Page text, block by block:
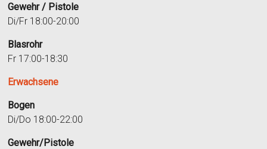
Gewehr / Pistole
Di/Fr 18:00-20:00
Blasrohr
Fr 17:00-18:30
Erwachsene
Bogen
Di/Do 18:00-22:00
Gewehr/Pistole